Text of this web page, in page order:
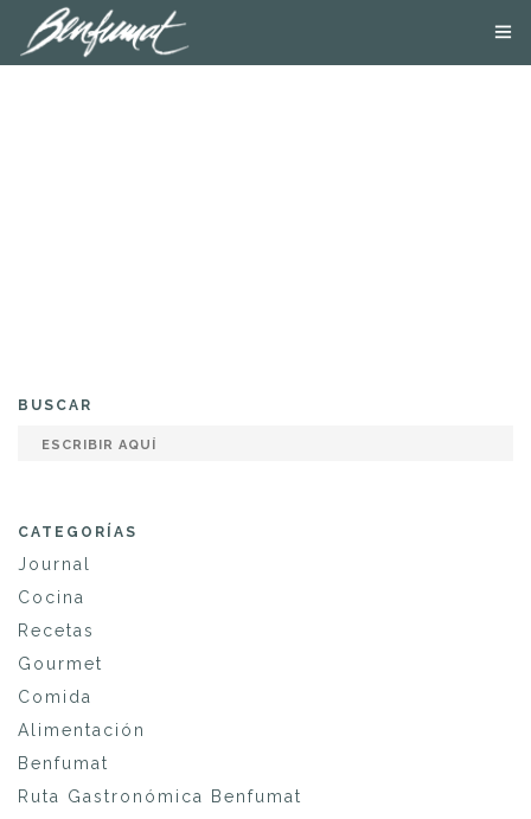
BUSCAR
CATEGORÍAS
Journal
Cocina
Recetas
Gourmet
Comida
Alimentación
Benfumat
Ruta Gastronómica Benfumat